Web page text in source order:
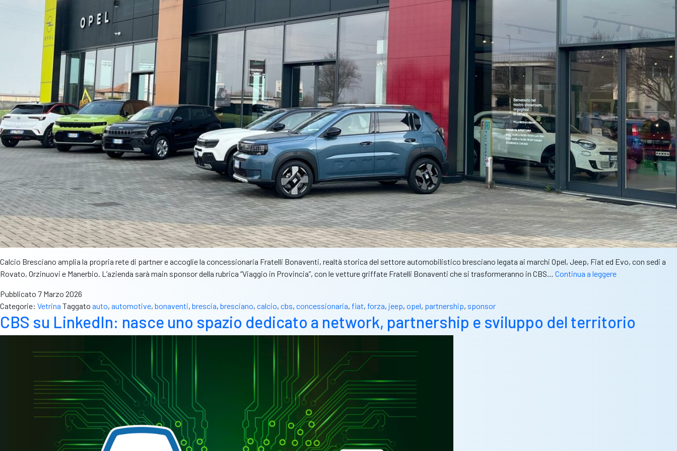
Calcio Bresciano amplia la propria rete di partner e accoglie la concessionaria Fratelli Bonaventi, realtà storica del settore automobilistico bresciano legata ai marchi Opel, Jeep, Fiat ed Evo, con sedi a
Rovato, Orzinuovi e Manerbio. L’azienda sarà main sponsor della rubrica “Viaggio in Provincia”, con le vetture griffate Fratelli Bonaventi che si trasformeranno in CBS… Continua a leggereCalcioBresciano
accendono
Pubblicato 7 Marzo 2026
Categorie: Vetrina Taggato auto, automotive, bonaventi, brescia, bresciano, calcio, cbs, concessionaria, fiat, forza, jeep, opel, partnership, sponsor
CBS su LinkedIn: nasce uno spazio dedicato a network, partnership e sviluppo del territorio